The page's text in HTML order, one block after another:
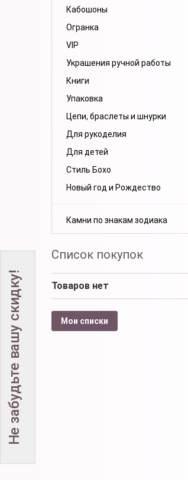
Кабошоны
Огранка
VIP
Украшения ручной работы
Книги
Упаковка
Цепи, браслеты и шнурки
Для рукоделия
Для детей
Стиль Бохо
Новый год и Рождество
Камни по знакам зодиака
Список покупок
Товаров нет
Мои списки
Не забудьте вашу скидку!